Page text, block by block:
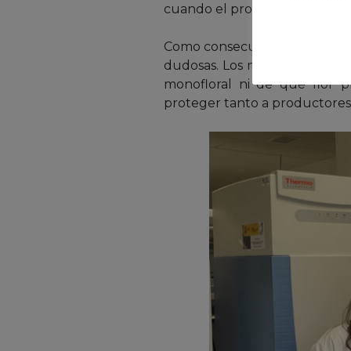
cuando el producto está
Como consecuencia, el
dudosas. Los métodos
monofloral ni de qué flor
proteger tanto a productores